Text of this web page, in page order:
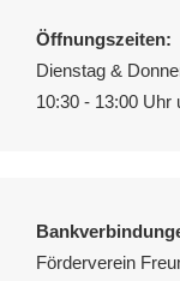
Öffnungszeiten:
Dienstag &
10:30 - 13:00 Uhr
Förderverein